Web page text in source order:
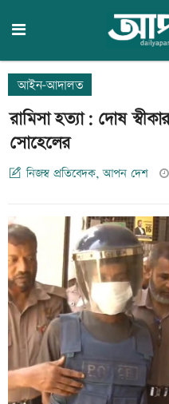
আইন-আদালত
রামিসা হত্যা: দোষ
সোহেলের
নিজস্ব প্রতিবেদক, আপন দেশ